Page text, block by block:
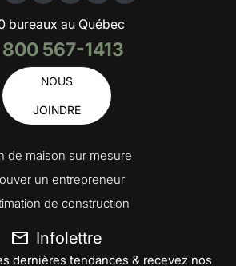
bureaux au Québec
800 567-1413
NOUS
JOINDRE
de maison sur mesure
un entrepreneur
de construction
Infolettre
dernières tendances & recevez nos